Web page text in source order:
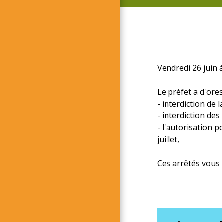
Vendredi 26 juin
Le préfet a
- interdiction de
- interdiction des
- l'autorisation
juillet,
Ces arrêtés